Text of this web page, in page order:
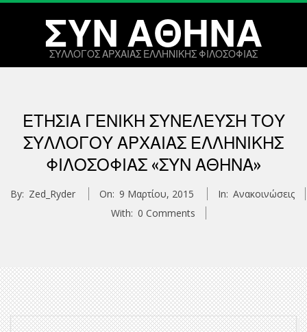
ΣΥΝ ΑΘΗΝΑ
ΣΥΛΛΟΓΟΣ ΑΡΧΑΙΑΣ ΕΛΛΗΝΙΚΗΣ ΦΙΛΟΣΟΦΙΑΣ
Menu
ΕΤΉΣΙΑ ΓΕΝΙΚΉ ΣΥΝΈΛΕΥΣΗ ΤΟΥ
ΣΥΛΛΌΓΟΥ ΑΡΧΑΊΑΣ ΕΛΛΗΝΙΚΉΣ
ΦΙΛΟΣΟΦΊΑΣ «ΣΥΝ ΑΘΗΝΆ»
By: Zed_Ryder On: 9 Μαρτίου, 2015 In: Ανακοινώσεις
With: 0 Comments